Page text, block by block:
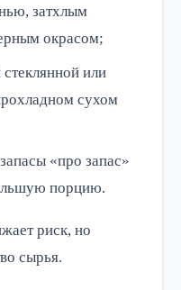
затхлым
окрасом;
или
сухом
«про запас»
порцию.
риск, но
сырья.